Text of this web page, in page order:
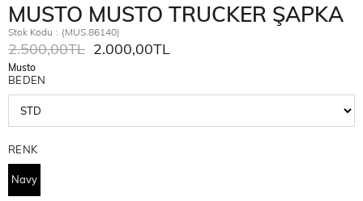
MUSTO MUSTO TRUCKER ŞAPKA
Stok Kodu (MUS.86140)
2.500,00TL 2.000,00TL
Musto
BEDEN
RENK
Navy